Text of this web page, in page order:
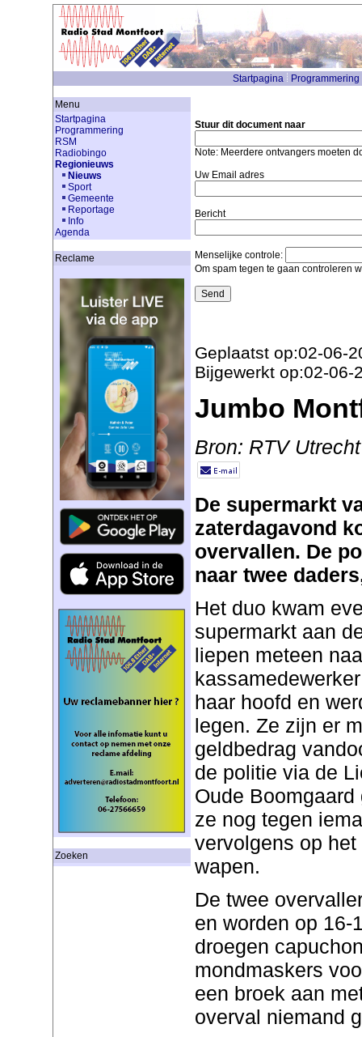
Startpagina Programmering
Menu
Startpagina
Programmering
RSM
Radiobingo
Regionieuws
Nieuws
Sport
Gemeente
Reportage
Info
Agenda
Reclame
Zoeken
Stuur dit document naar
Note: Meerdere ontvangers moeten
Uw Email adres
Bericht
Menselijke controle:
Om spam tegen te gaan controleren
Geplaatst op:02-06-
Bijgewerkt op:02-06-
Jumbo
Bron: RTV Utrecht
De supermarkt
zaterdagavond
overvallen. De
naar twee
Het duo kwam
supermarkt aan
liepen meteen
haar hoofd en
legen. Ze zijn er
geldbedrag
de politie via de
Oude
ze nog tegen
vervolgens op
wapen.
De twee
en worden op 16-
droegen
mondmaskers
een broek aan
overval niemand